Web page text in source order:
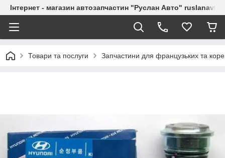
Інтернет - магазин автозапчастин "Руслан Авто"
Товари та послуги Запчастини для французьких та